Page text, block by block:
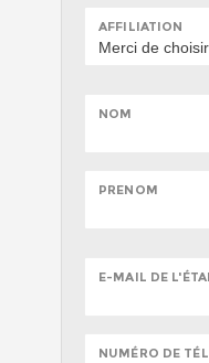
AFFILIATION
NOM
PRENOM
E-MAIL DE
NUMÉRO DE